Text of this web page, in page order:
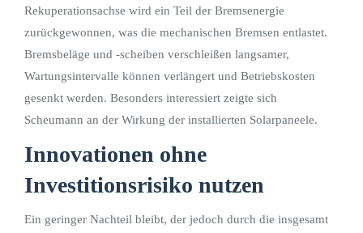
Rekuperationsachse wird ein Teil der Bremsenergie
zurückgewonnen, was die mechanischen Bremsen entlastet.
Bremsbeläge und -scheiben verschleißen langsamer,
Wartungsintervalle können verlängert und Betriebskosten
gesenkt werden. Besonders interessiert zeigte sich
Scheumann an der Wirkung der installierten Solarpaneele.
Innovationen ohne
Investitionsrisiko nutzen
Ein geringer Nachteil bleibt, der jedoch durch die insgesamt